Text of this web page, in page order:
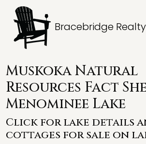
Bracebridge Realty
Muskoka Natural
Resources Fact
Menominee Lake
Click for lake details
cottages for sale on